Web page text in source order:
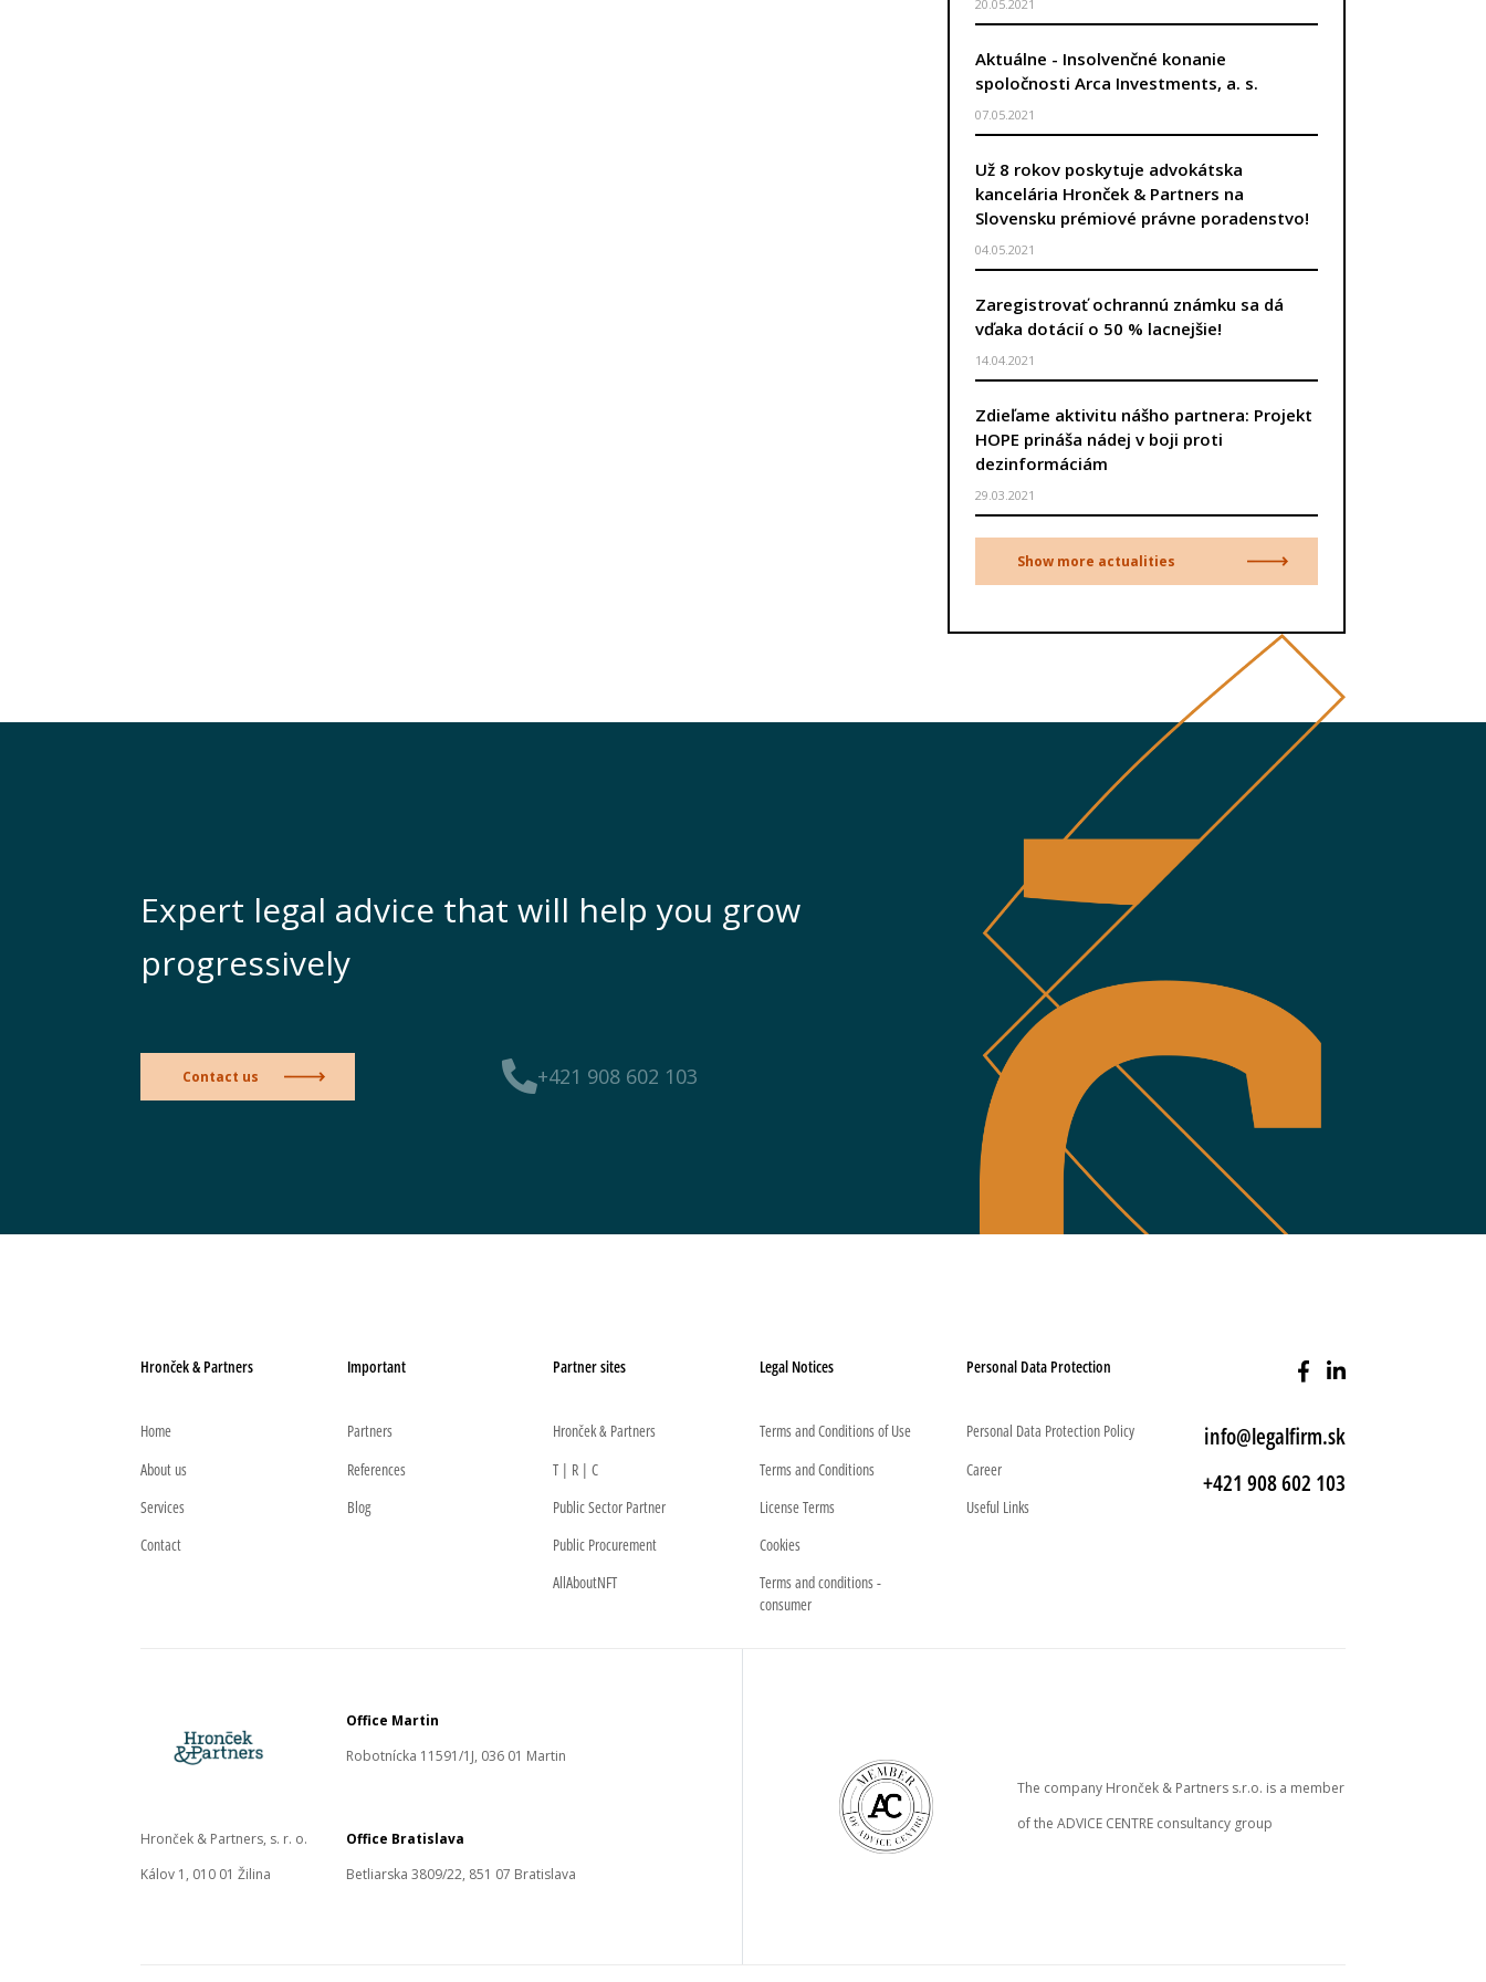
20.05.2021
Aktuálne - Insolvenčné konanie
spoločnosti Arca Investments, a. s.
07.05.2021
Už 8 rokov poskytuje advokátska
kancelária Hronček & Partners na
Slovensku prémiové právne poradenstvo!
04.05.2021
Zaregistrovať ochrannú známku sa dá
vďaka dotácií o 50 % lacnejšie!
14.04.2021
Zdieľame aktivitu nášho partnera: Projekt
HOPE prináša nádej v boji proti
dezinformáciám
29.03.2021
Show more actualities
Expert legal advice that will help you grow
progressively
+421 908 602 103
Contact us
Hronček & Partners
Home
About us
Services
Contact
Important
Partners
References
Blog
Partner sites
Hronček & Partners
T | R | C
Public Sector Partner
Public Procurement
AllAboutNFT
Legal Notices
Terms and Conditions of Use
Terms and Conditions
License Terms
Cookies
Terms and conditions -
consumer
Personal Data Protection
Personal Data Protection Policy
Career
Useful Links
info@legalfirm.sk
+421 908 602 103
Office Martin
Robotnícka 11591/1J, 036 01 Martin
Hronček & Partners, s. r. o.
Kálov 1, 010 01 Žilina
Office Bratislava
Betliarska 3809/22, 851 07 Bratislava
The company Hronček & Partners s.r.o. is a member
of the ADVICE CENTRE consultancy group